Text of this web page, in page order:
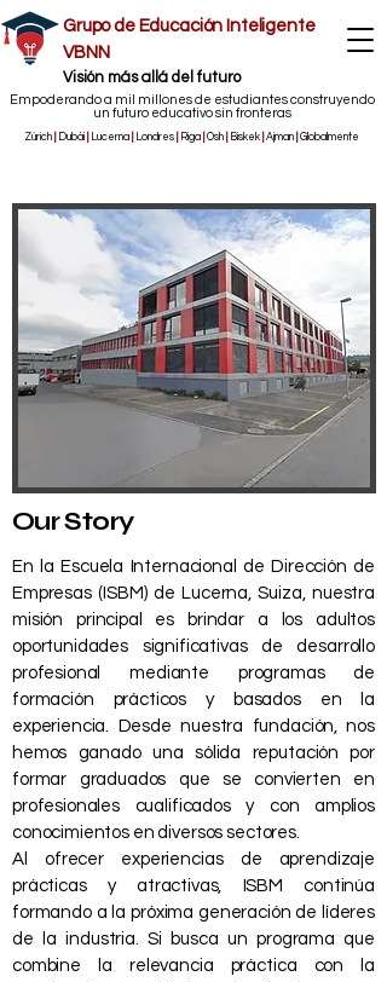
Grupo de Educación Inteligente
VBNN
​Visión más allá del futuro
Empoderando a mil millones de estudiantes construyendo
un futuro educativo sin fronteras
Zúrich Dubái Lucerna Londres Riga Osh Biskek Ajman Globalmente
Our Story
En la Escuela Internacional de Dirección de
Empresas (ISBM) de Lucerna, Suiza, nuestra
misión principal es brindar a los adultos
oportunidades significativas de desarrollo
profesional mediante programas de
formación prácticos y basados en la
experiencia. Desde nuestra fundación, nos
hemos ganado una sólida reputación por
formar graduados que se convierten en
profesionales cualificados y con amplios
conocimientos en diversos sectores.
Al ofrecer experiencias de aprendizaje
prácticas y atractivas, ISBM continúa
formando a la próxima generación de líderes
de la industria. Si busca un programa que
combine la relevancia práctica con la